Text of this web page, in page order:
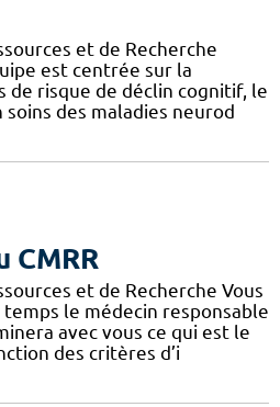
et de Recherche
est centrée sur la
de risque de déclin cognitif, le
des maladies neurod
CMRR
et de Recherche Vous
le médecin responsable
avec vous ce qui est le
des critères d’i